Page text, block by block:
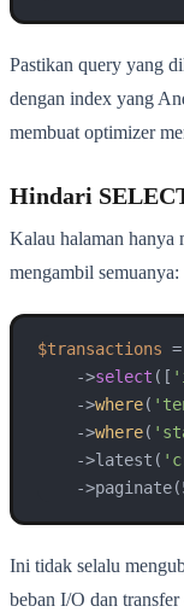
Pastikan query yang
dengan index yang
membuat optimizer
Hindari
Kalau halaman hanya
mengambil semuanya:
$transactions
    ->
select ([
    ->
where(
    ->
where(
    ->latest(
-
Ini tidak selalu
beban I/O dan